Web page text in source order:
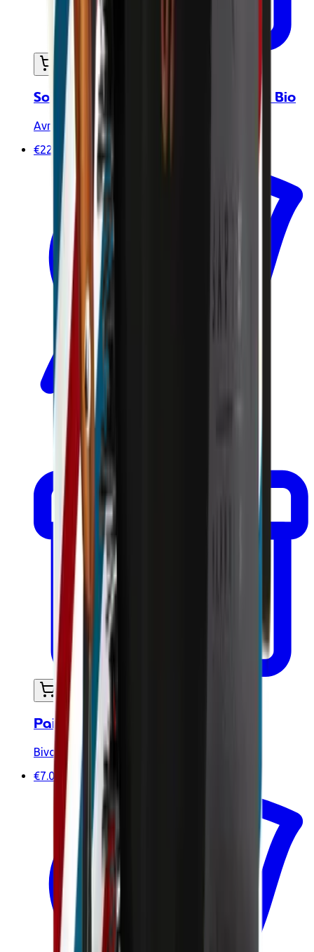
Ajouter au panier
Soin anti-âge Homme 50ml - Certifié Bio
Avril
€22.90
Ajouter au panier
Pain de rasage solide - 90g
Bivouak
€7.00